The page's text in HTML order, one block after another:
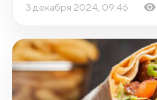
3 декабря 2024, 09:46